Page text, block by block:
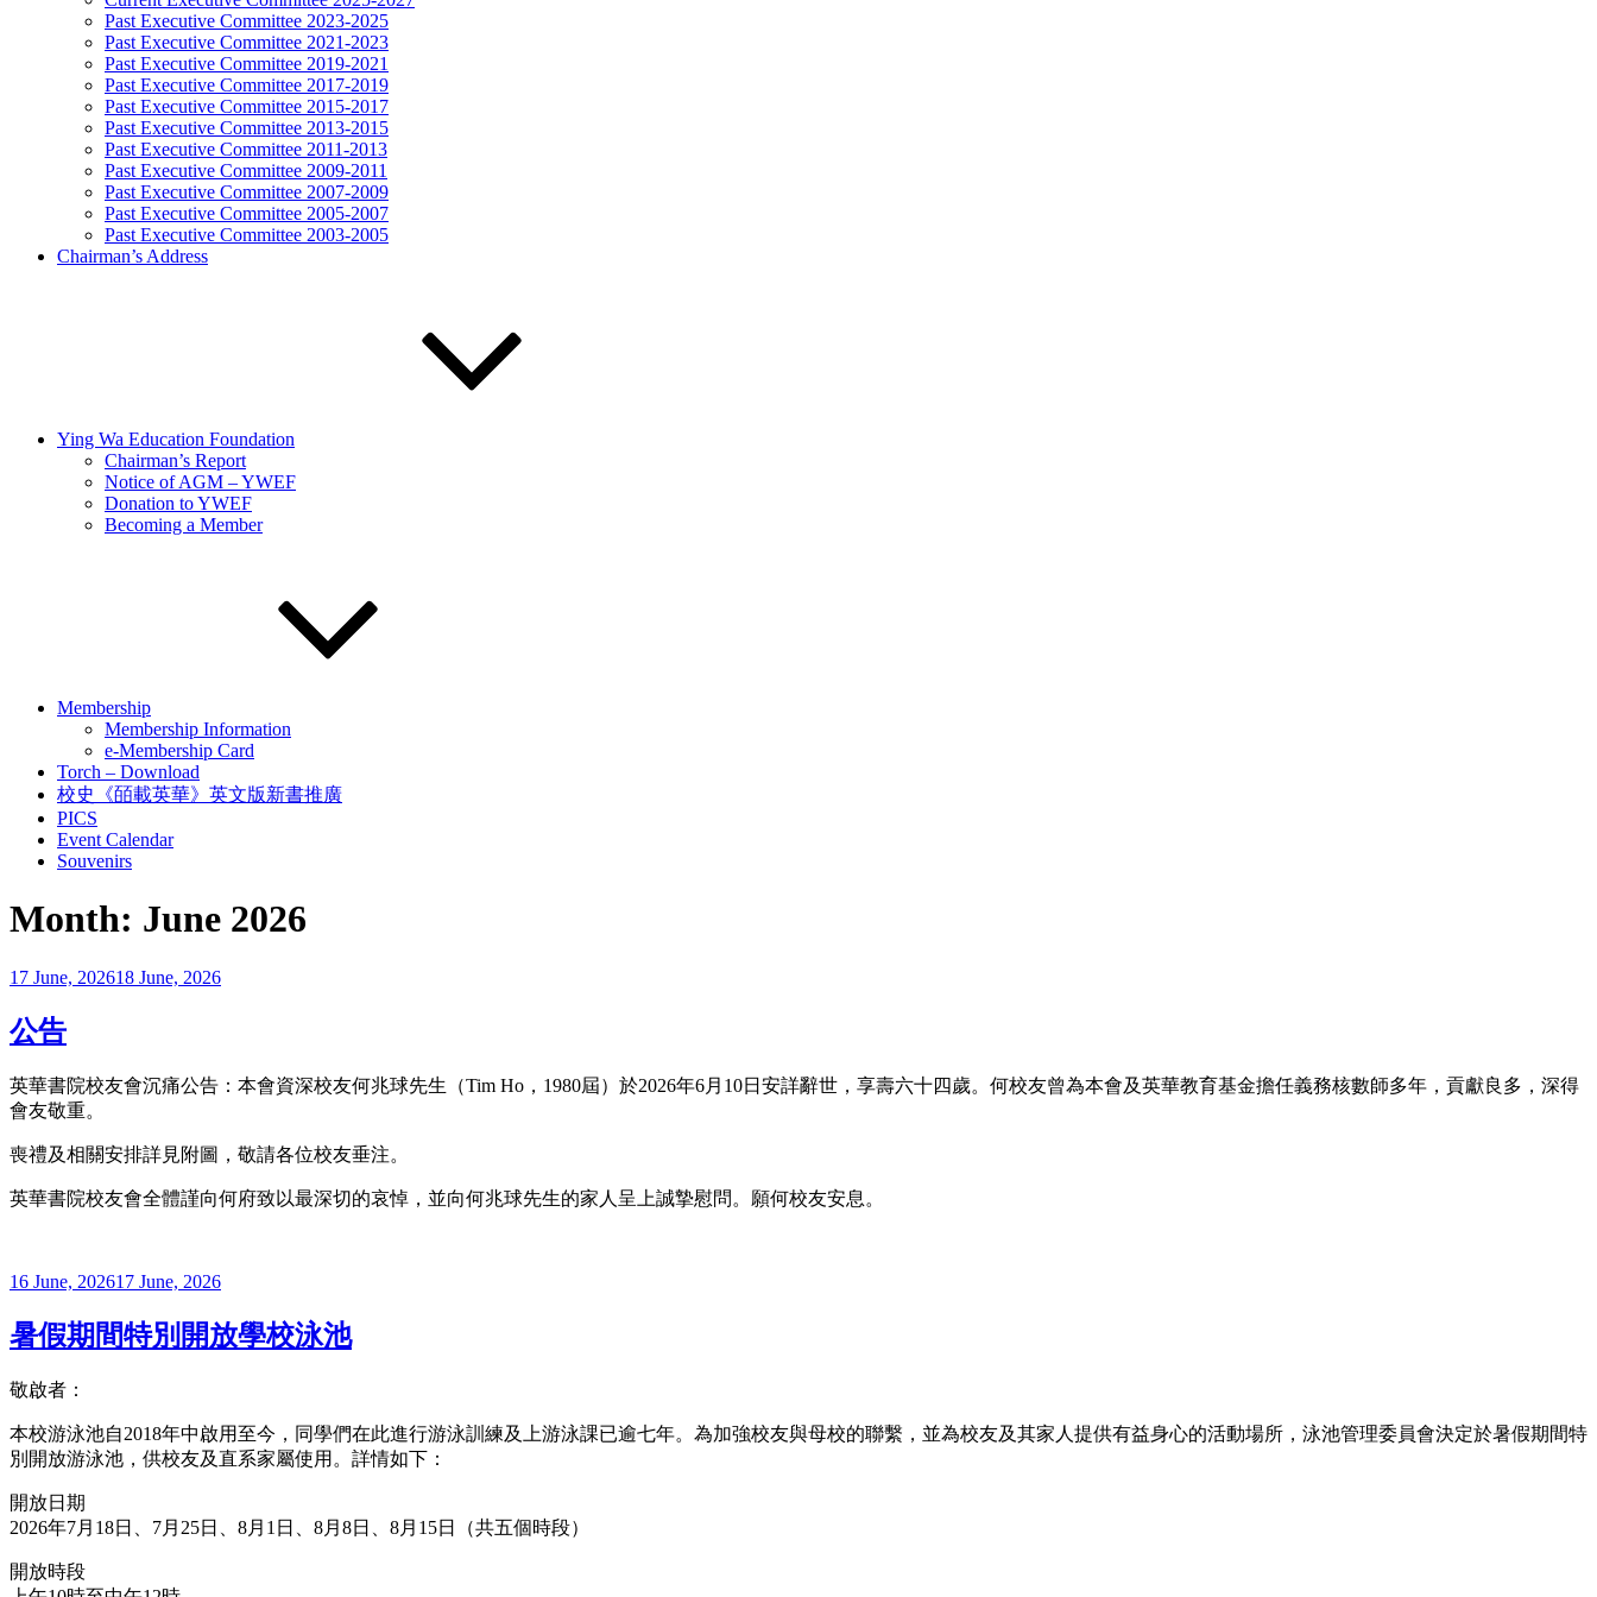
Past Executive Committee 2023-2025
Past Executive Committee 2021-2023
Past Executive Committee 2019-2021
Past Executive Committee 2017-2019
Past Executive Committee 2015-2017
Past Executive Committee 2013-2015
Past Executive Committee 2011-2013
Past Executive Committee 2009-2011
Past Executive Committee 2007-2009
Past Executive Committee 2005-2007
Past Executive Committee 2003-2005
Chairman’s Address
Ying Wa Education Foundation
Chairman’s Report
Notice of AGM – YWEF
Donation to YWEF
Becoming a Member
Membership
Membership Information
e-Membership Card
Torch – Download
校史《皕載英華》英文版新書推廣
PICS
Event Calendar
Souvenirs
Month: June 2026
Posted
17 June, 202618 June, 2026
公告
英華書院校友會沉痛公告：本會資深校友何兆球先生（Tim Ho，1980屆）於2026年6月10日安詳辭世，享壽六十四歲。何校友曾為本會及英華教育基金擔任義務核數師多年，貢獻良多，深得
會友敬重。
喪禮及相關安排詳見附圖，敬請各位校友垂注。
英華書院校友會全體謹向何府致以最深切的哀悼，並向何兆球先生的家人呈上誠摯慰問。願何校友安息。
Posted
16 June, 202617 June, 2026
暑假期間特別開放學校泳池
敬啟者：
本校游泳池自2018年中啟用至今，同學們在此進行游泳訓練及上游泳課已逾七年。為加強校友與母校的聯繫，並為校友及其家人提供有益身心的活動場所，泳池管理委員會決定於暑假期間特
別開放游泳池，供校友及直系家屬使用。詳情如下：
開放日期
2026年7月18日、7月25日、8月1日、8月8日、8月15日（共五個時段）
開放時段